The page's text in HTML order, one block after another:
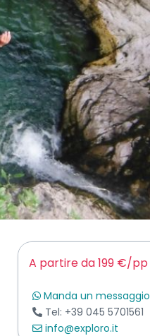
A partire da 199 €/pp
Manda un messaggio
Tel: +39 045 5701561
info@exploro.it